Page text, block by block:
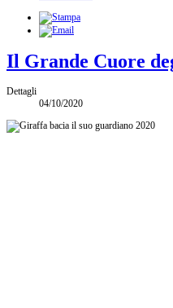
Il Grande Cuore
Dettagli
04/10/2020